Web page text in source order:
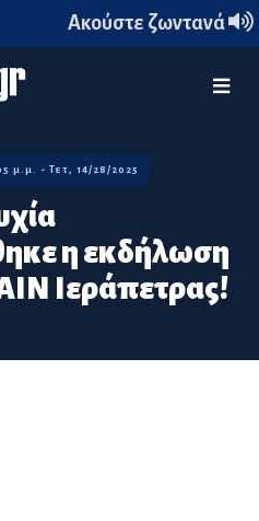
Ακούστε ζωντανά
η εκδήλωση
Ιεράπετρας!
μ.μ. - Τετ, 14/28/2025